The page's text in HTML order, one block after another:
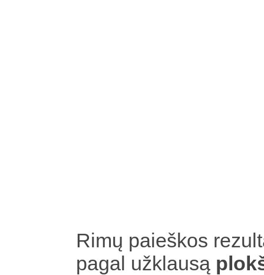
Rimų paieškos
pagal užklausą